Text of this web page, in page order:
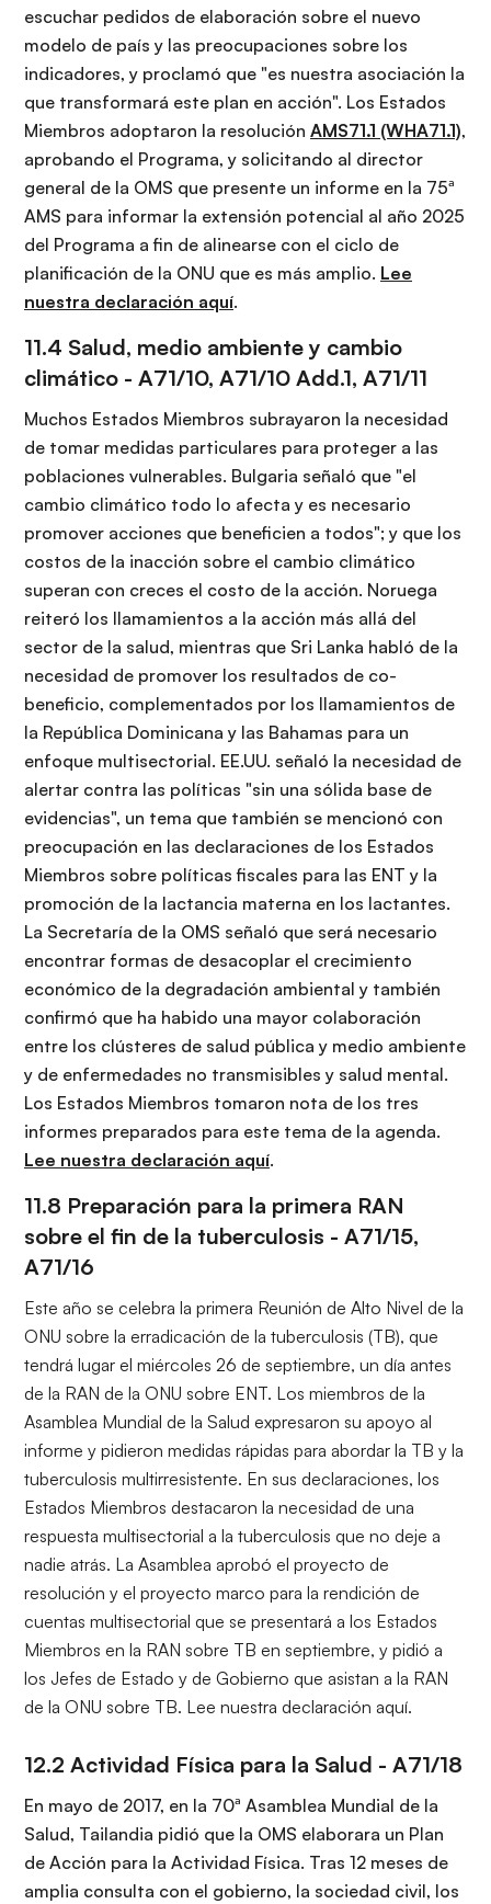
escuchar pedidos de elaboración sobre el nuevo
modelo de país y las preocupaciones sobre los
indicadores, y proclamó que "es nuestra asociación la
que transformará este plan en acción". Los Estados
Miembros adoptaron la resolución AMS71.1 (WHA71.1),
aprobando el Programa, y solicitando al director
general de la OMS que presente un informe en la 75ª
AMS para informar la extensión potencial al año 2025
del Programa a fin de alinearse con el ciclo de
planificación de la ONU que es más amplio. Lee
nuestra declaración aquí.
11.4 Salud, medio ambiente y cambio
climático - A71/10, A71/10 Add.1, A71/11
Muchos Estados Miembros subrayaron la necesidad
de tomar medidas particulares para proteger a las
poblaciones vulnerables. Bulgaria señaló que "el
cambio climático todo lo afecta y es necesario
promover acciones que beneficien a todos"; y que los
costos de la inacción sobre el cambio climático
superan con creces el costo de la acción. Noruega
reiteró los llamamientos a la acción más allá del
sector de la salud, mientras que Sri Lanka habló de la
necesidad de promover los resultados de co-
beneficio, complementados por los llamamientos de
la República Dominicana y las Bahamas para un
enfoque multisectorial. EE.UU. señaló la necesidad de
alertar contra las políticas "sin una sólida base de
evidencias", un tema que también se mencionó con
preocupación en las declaraciones de los Estados
Miembros sobre políticas fiscales para las ENT y la
promoción de la lactancia materna en los lactantes.
La Secretaría de la OMS señaló que será necesario
encontrar formas de desacoplar el crecimiento
económico de la degradación ambiental y también
confirmó que ha habido una mayor colaboración
entre los clústeres de salud pública y medio ambiente
y de enfermedades no transmisibles y salud mental.
Los Estados Miembros tomaron nota de los tres
informes preparados para este tema de la agenda.
Lee nuestra declaración aquí.
11.8 Preparación para la primera RAN
sobre el fin de la tuberculosis - A71/15,
A71/16
Este año se celebra la primera Reunión de Alto Nivel de la
ONU sobre la erradicación de la tuberculosis (TB), que
tendrá lugar el miércoles 26 de septiembre, un día antes
de la RAN de la ONU sobre ENT. Los miembros de la
Asamblea Mundial de la Salud expresaron su apoyo al
informe y pidieron medidas rápidas para abordar la TB y la
tuberculosis multirresistente. En sus declaraciones, los
Estados Miembros destacaron la necesidad de una
respuesta multisectorial a la tuberculosis que no deje a
nadie atrás. La Asamblea aprobó el proyecto de
resolución y el proyecto marco para la rendición de
cuentas multisectorial que se presentará a los Estados
Miembros en la RAN sobre TB en septiembre, y pidió a
los Jefes de Estado y de Gobierno que asistan a la RAN
de la ONU sobre TB. Lee nuestra declaración aquí.
12.2 Actividad Física para la Salud - A71/18
En mayo de 2017, en la 70ª Asamblea Mundial de la
Salud, Tailandia pidió que la OMS elaborara un Plan
de Acción para la Actividad Física. Tras 12 meses de
amplia consulta con el gobierno, la sociedad civil, los